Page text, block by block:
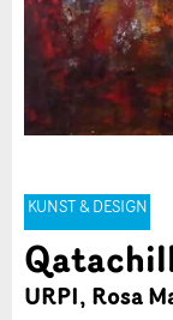
KUNST & DESIGN
URPI, Rosa